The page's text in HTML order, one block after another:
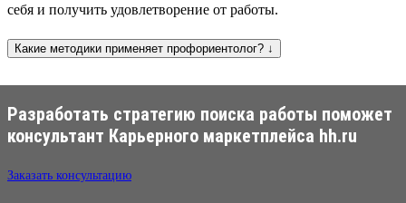
себя и получить удовлетворение от работы.
Какие методики применяет профориентолог? ↓
Разработать стратегию поиска работы поможет
консультант Карьерного маркетплейса hh.ru
Заказать консультацию